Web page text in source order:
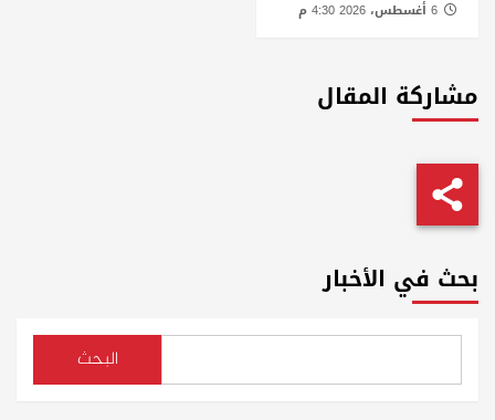
مشاركة المقال
بحث في الأخبار
البحث